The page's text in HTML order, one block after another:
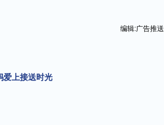
编辑:广告推送
爱上接送时光